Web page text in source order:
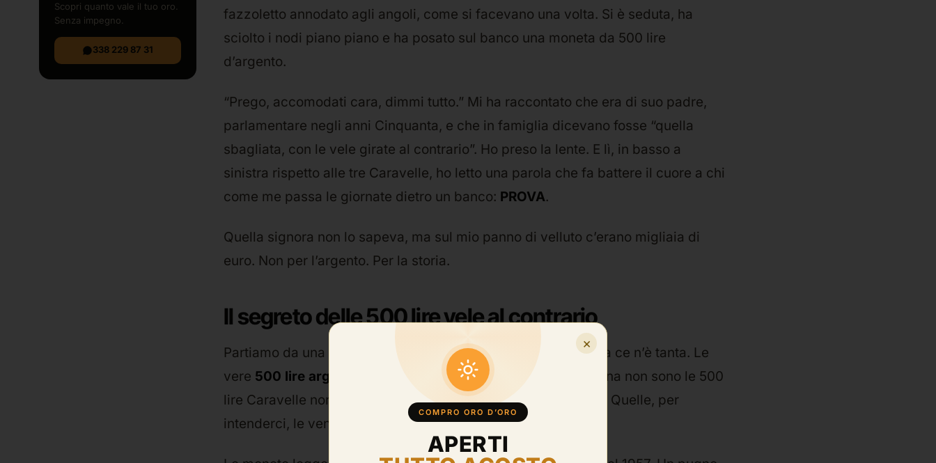
Scopri quanto vale il tuo oro.
Senza impegno.
338 229 87 31
fazzoletto annodato agli angoli, come si facevano una volta. Si è seduta, ha
sciolto i nodi piano piano e ha posato sul banco una moneta da 500 lire
d’argento.
“Prego, accomodati cara, dimmi tutto.” Mi ha raccontato che era di suo padre,
parlamentare negli anni Cinquanta, e che in famiglia dicevano fosse “quella
sbagliata, con le vele girate al contrario”. Ho preso la lente. E lì, in basso a
sinistra rispetto alle tre Caravelle, ho letto una parola che fa battere il cuore a chi
come me passa le giornate dietro un banco: PROVA.
Quella signora non lo sapeva, ma sul mio panno di velluto c’erano migliaia di
euro. Non per l’argento. Per la storia.
Il segreto delle 500 lire vele al contrario
Partiamo da una cosa, perché di confusione su questa moneta ce n’è tanta. Le
vere 500 lire argento vele al contrarioche valgono una fortuna non sono le 500
lire Caravelle normali che avevi nel portamonete da bambino. Quelle, per
intenderci, le vendi per il loro contenuto d’argento e poco più.
×
COMPRO ORO D’ORO
APERTI